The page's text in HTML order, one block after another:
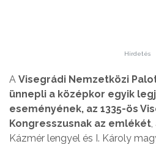
Hirdetés
A Visegrádi Nemzetközi
ünnepli a középkor egyik
eseményének, az 1335-ös
Kongresszusnak az emlékét,
Kázmér lengyel és I. Károly